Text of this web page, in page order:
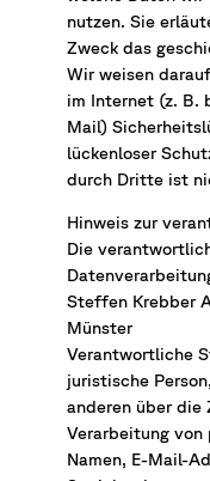
nutzen. Sie
Zweck das
Wir weisen
im Internet (z. B.
Mail)
lückenloser
durch Dritte ist
Hinweis zur
Die
Steffen Krebber
Münster
Verantwortliche
juristische
anderen über
Verarbeitung von
Namen, E-Mail-